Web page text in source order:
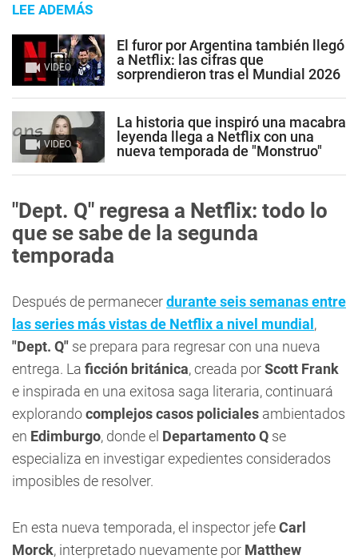
LEE ADEMÁS
VIDEO
El furor por Argentina también llegó
a Netflix: las cifras que
sorprendieron tras el Mundial 2026
VIDEO
La historia que inspiró una macabra
leyenda llega a Netflix con una
nueva temporada de "Monstruo"
"Dept. Q" regresa a Netflix: todo lo
que se sabe de la segunda
temporada
Después de permanecerdurante seis semanas entre
las series más vistas de Netflix a nivel mundial ,
"Dept. Q" se prepara para regresar con una nueva
entrega. La ficción británica, creada porScott Frank
e inspirada en una exitosa saga literaria, continuará
explorandocomplejos casos policiales ambientados
en Edimburgo, donde el Departamento Q se
especializa en investigar expedientes considerados
imposibles de resolver.
En esta nueva temporada, el inspector jefeCarl
Morck, interpretado nuevamente por Matthew